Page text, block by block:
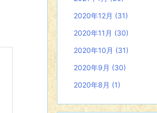
2020年12月 (31)
2020年11月 (30)
2020年10月 (31)
2020年9月 (30)
2020年8月 (1)